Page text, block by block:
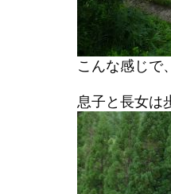
こんな感じで
息子と長女は